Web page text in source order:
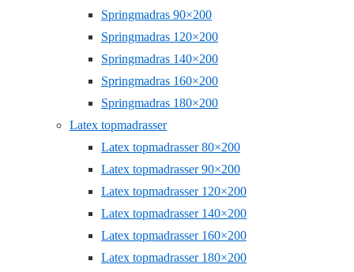
Springmadras 90×200
Springmadras 120×200
Springmadras 140×200
Springmadras 160×200
Springmadras 180×200
Latex topmadrasser
Latex topmadrasser 80×200
Latex topmadrasser 90×200
Latex topmadrasser 120×200
Latex topmadrasser 140×200
Latex topmadrasser 160×200
Latex topmadrasser 180×200